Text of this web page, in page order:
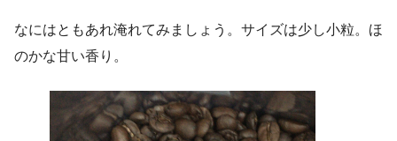
なにはともあれ淹れてみましょう。サイズは少し小粒。ほ
のかな甘い香り。